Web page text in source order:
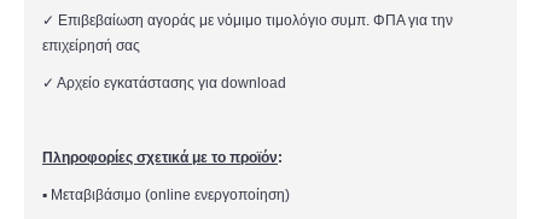
✓ Επιβεβαίωση αγοράς με νόμιμο τιμολόγιο συμπ. ΦΠΑγια την
επιχείρησή σας
✓ Αρχείο εγκατάστασης για download
Πληροφορίες σχετικά με το προϊόν:
▪ Μεταβιβάσιμο (online ενεργοποίηση)